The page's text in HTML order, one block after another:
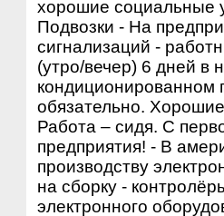
хорошие социальные
Подвозки - На
сигнализаций -
(утро/вечер) 6 дней в
обязательно.
Работа – сидя. С
предприятия! - В
производству
на сборку -
электронного